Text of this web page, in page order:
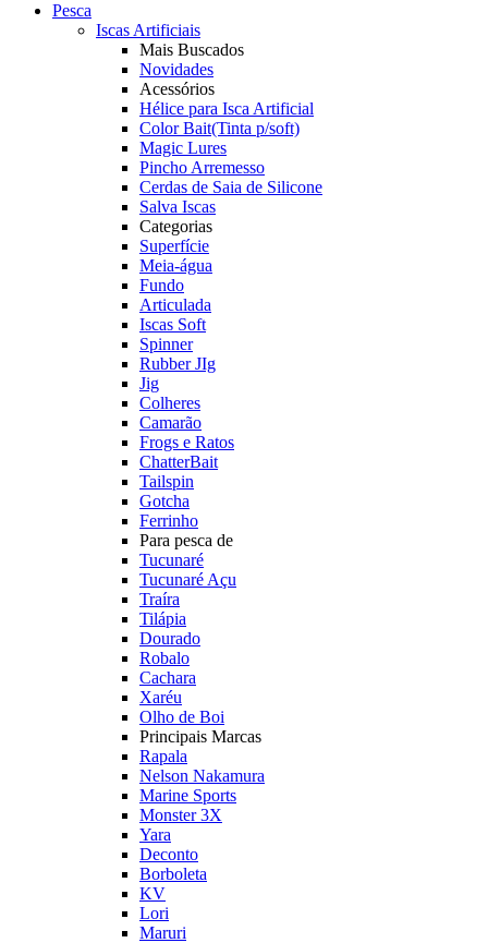
Pesca
Iscas Artificiais
Mais Buscados
Novidades
Acessórios
Hélice para Isca Artificial
Color Bait(Tinta p/soft)
Magic Lures
Pincho Arremesso
Cerdas de Saia de Silicone
Salva Iscas
Categorias
Superfície
Meia-água
Fundo
Articulada
Iscas Soft
Spinner
Rubber JIg
Jig
Colheres
Camarão
Frogs e Ratos
ChatterBait
Tailspin
Gotcha
Ferrinho
Para pesca de
Tucunaré
Tucunaré Açu
Traíra
Tilápia
Dourado
Robalo
Cachara
Xaréu
Olho de Boi
Principais Marcas
Rapala
Nelson Nakamura
Marine Sports
Monster 3X
Yara
Deconto
Borboleta
KV
Lori
Maruri